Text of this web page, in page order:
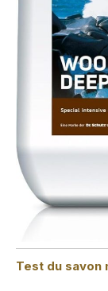
Test du savon